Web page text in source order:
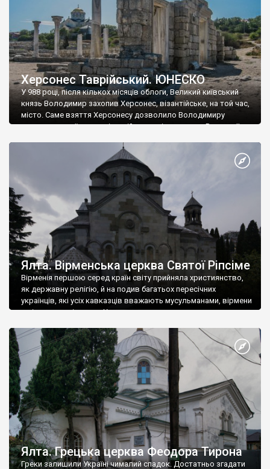
Херсонес Таврійський. ЮНЕСКО
У 988 році, після кількох місяців облоги, Великий київський
князь Володимир захопив Херсонес, візантійське, на той час,
місто. Саме взяття Херсонесу дозволило Володимиру
диктувати свої умови візантійському імператору Василю ІІ, та
Херсонесі Володимир-язичник, став Василем-християнином.
А потім було Хрещення Русі. На честь Херсонесу Таврійського
Ялта. Вірменська церква Святої Ріпсіме
Вірменія першою серед країн світу прийняла християнство,
як державну релігію, й на подив багатьох пересічних
українців, які усіх кавказців вважають мусульманами, вірмени
є відданими вірянами Христа
Ялта. Грецька церква Феодора Тирона
Греки залишили Україні чималий спадок. Достатньо згадати